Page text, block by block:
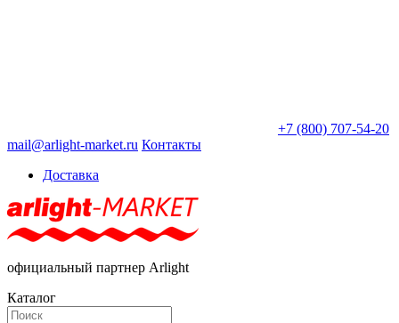
+7 (800) 707-54-20
mail@arlight-market.ru Контакты
Доставка
официальный партнер Arlight
Каталог